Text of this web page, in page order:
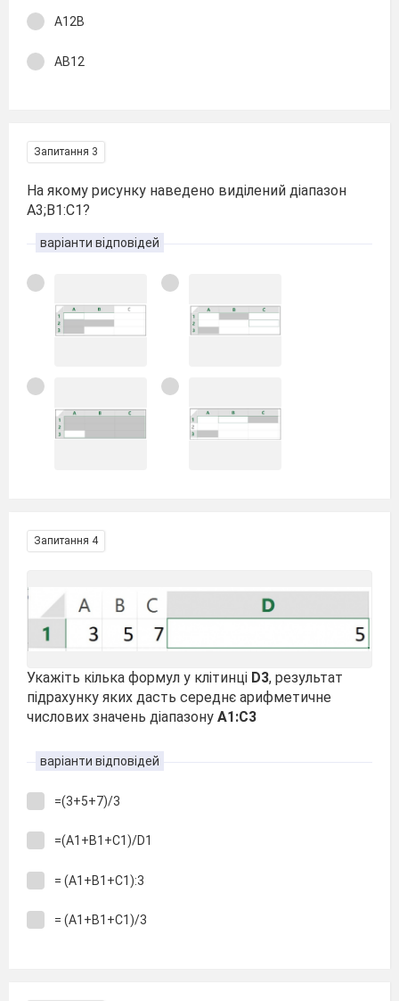
A12B
AB12
Запитання 3
На якому рисунку наведено виділений діапазон
A3;B1:C1?
варіанти відповідей
Запитання 4
Укажіть кілька формул у клітинці D3, результат
підрахунку яких дасть середнє арифметичне
числових значень діапазону A1:C3
варіанти відповідей
=(3+5+7)/3
=(A1+B1+C1)/D1
= (A1+B1+C1):3
= (A1+B1+C1)/3